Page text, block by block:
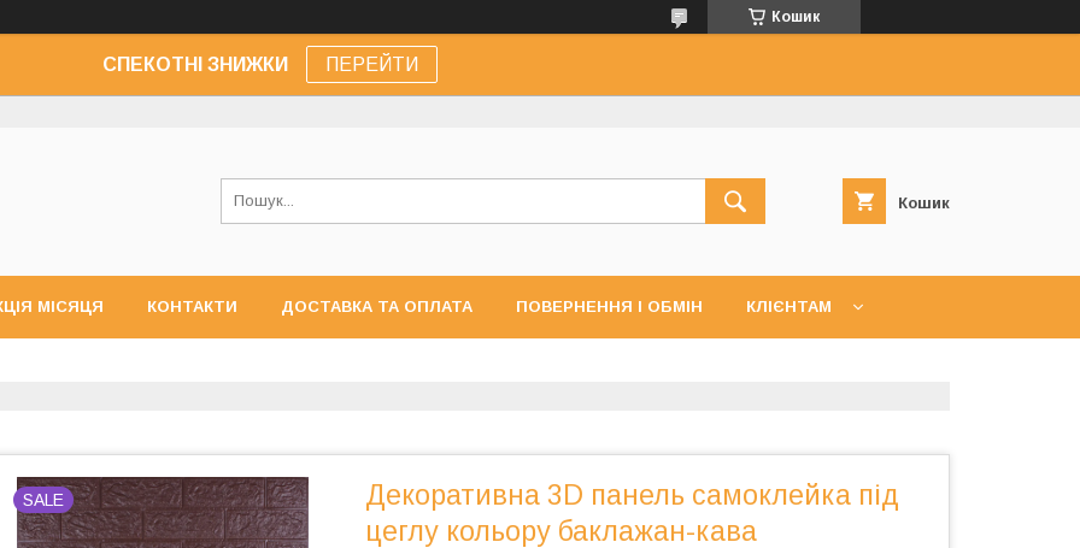
Кошик
СПЕКОТНІ ЗНИЖКИ ПЕРЕЙТИ
Кошик
МІСЯЦЯ КОНТАКТИ ДОСТАВКА ТА ОПЛАТА ПОВЕРНЕННЯ І ОБМІН КЛІЄНТАМ
SALE
Декоративна 3D панель самоклейка під
цеглу кольору баклажан-кава